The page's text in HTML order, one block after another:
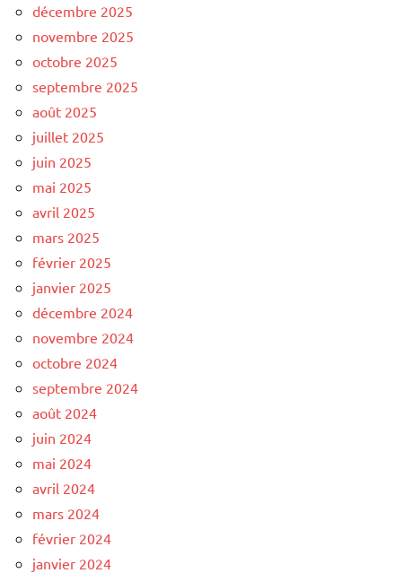
décembre 2025
novembre 2025
octobre 2025
septembre 2025
août 2025
juillet 2025
juin 2025
mai 2025
avril 2025
mars 2025
février 2025
janvier 2025
décembre 2024
novembre 2024
octobre 2024
septembre 2024
août 2024
juin 2024
mai 2024
avril 2024
mars 2024
février 2024
janvier 2024